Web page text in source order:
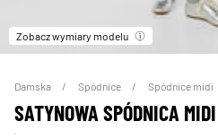
Zobacz wymiary modelu
Damska Spódnice Spódnice midi
SATYNOWA SPÓDNICA MIDI